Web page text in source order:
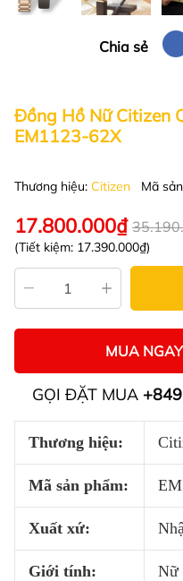
Chia sẻ
Đồng Hồ Nữ Citizen
EM1123-62X
Thương hiệu: Citizen Mã
17.800.000₫
(Tiết kiệm: 17.390.000₫)
MUA
GỌI ĐẶT MUA
Thương hiệu:
Mã sản phẩm:
Xuất xứ:
Giới tính: Nữ